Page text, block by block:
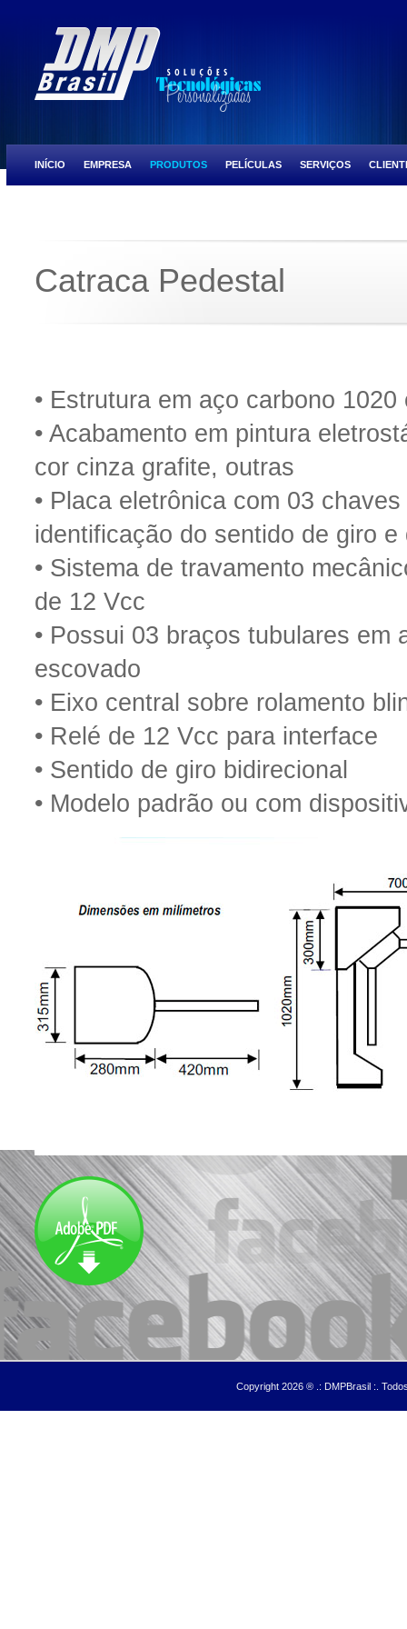
INÍCIO EMPRESA PRODUTOS PELÍCULAS SERVIÇOS
Catraca Pedestal
• Estrutura em aço carbono 1020
• Acabamento em pintura
cor cinza grafite, outras
• Placa eletrônica com 03
identificação do sentido de giro e
• Sistema de travamento
de 12 Vcc
• Possui 03 braços tubulares em
escovado
• Eixo central sobre rolamento
• Relé de 12 Vcc para interface
• Sentido de giro bidirecional
• Modelo padrão ou com
Copyright 2026 ® .: DMPBrasil :.